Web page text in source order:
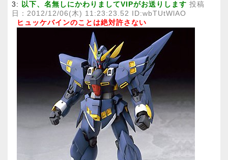
3: 以下、名無しにかわりましてVIPがお送りします 投稿
日：2012/12/06(木) 11:23:23.52 ID:wbTUtWlAO
ヒュッケバインのことは絶対許さない